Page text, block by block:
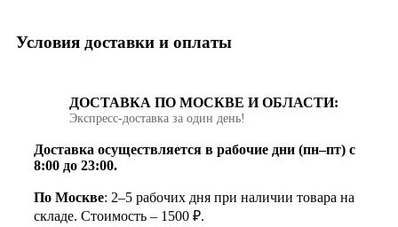
Условия доставки и оплаты
ДОСТАВКА ПО МОСКВЕ И ОБЛАСТИ:
Экспресс‑доставка за один день!
Доставка осуществляется в рабочие дни (пн–пт) с
8:00 до 23:00.
По Москве: 2–5 рабочих дня при наличии товара на
складе. Стоимость – 1500 ₽.